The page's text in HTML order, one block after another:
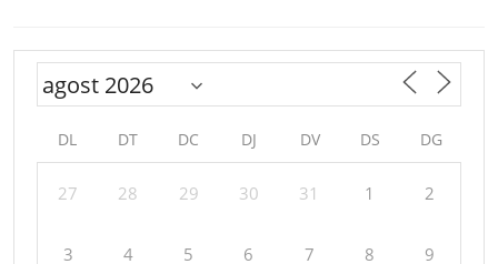
DL DT DC DJ DV DS DG
27 28 29 30 31 1 2
3 4 5 6 7 8 9